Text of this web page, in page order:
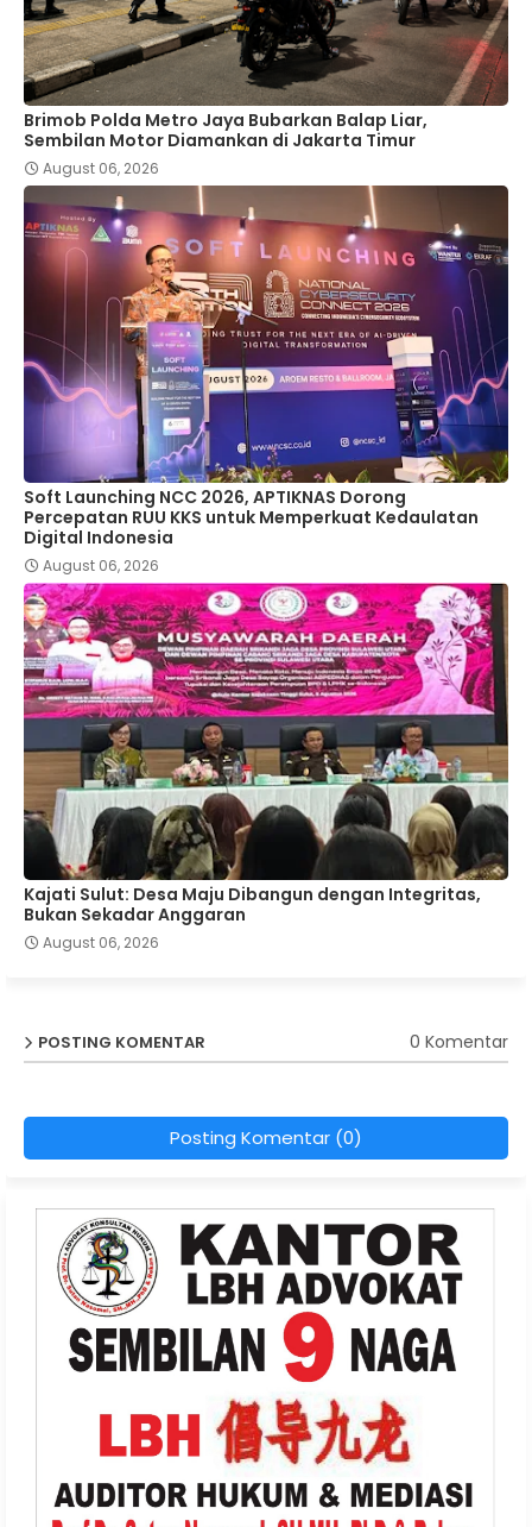
Brimob Polda Metro Jaya Bubarkan Balap Liar,
Sembilan Motor Diamankan di Jakarta Timur
August 06, 2026
Soft Launching NCC 2026, APTIKNAS Dorong
Percepatan RUU KKS untuk Memperkuat Kedaulatan
Digital Indonesia
August 06, 2026
Kajati Sulut: Desa Maju Dibangun dengan Integritas,
Bukan Sekadar Anggaran
August 06, 2026
POSTING KOMENTAR 0 Komentar
Posting Komentar (0)